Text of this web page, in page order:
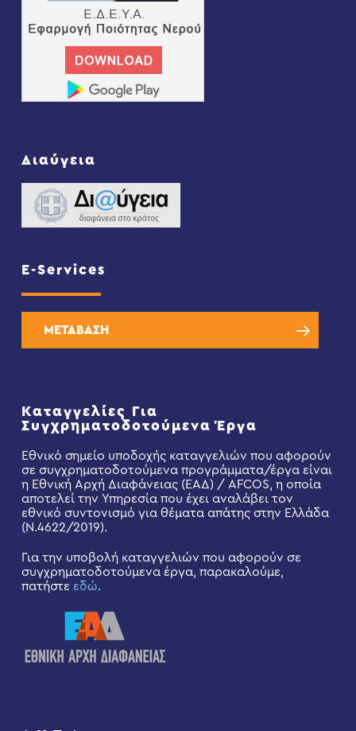
Διαύγεια
E-Services
ΜΕΤΑΒΑΣΗ
Καταγγελίες Για
Συγχρηματοδοτούμενα Έργα
Εθνικό σημείο υποδοχής καταγγελιών που αφορούν
σε συγχρηματοδοτούμενα προγράμματα/έργα είναι
η Εθνική Αρχή Διαφάνειας (ΕΑΔ) / AFCOS, η οποία
αποτελεί την Υπηρεσία που έχει αναλάβει τον
εθνικό συντονισμό για θέματα απάτης στην Ελλάδα
(Ν.4622/2019).
Για την υποβολή καταγγελιών που αφορούν σε
συγχρηματοδοτούμενα έργα, παρακαλούμε,
πατήστε εδώ.